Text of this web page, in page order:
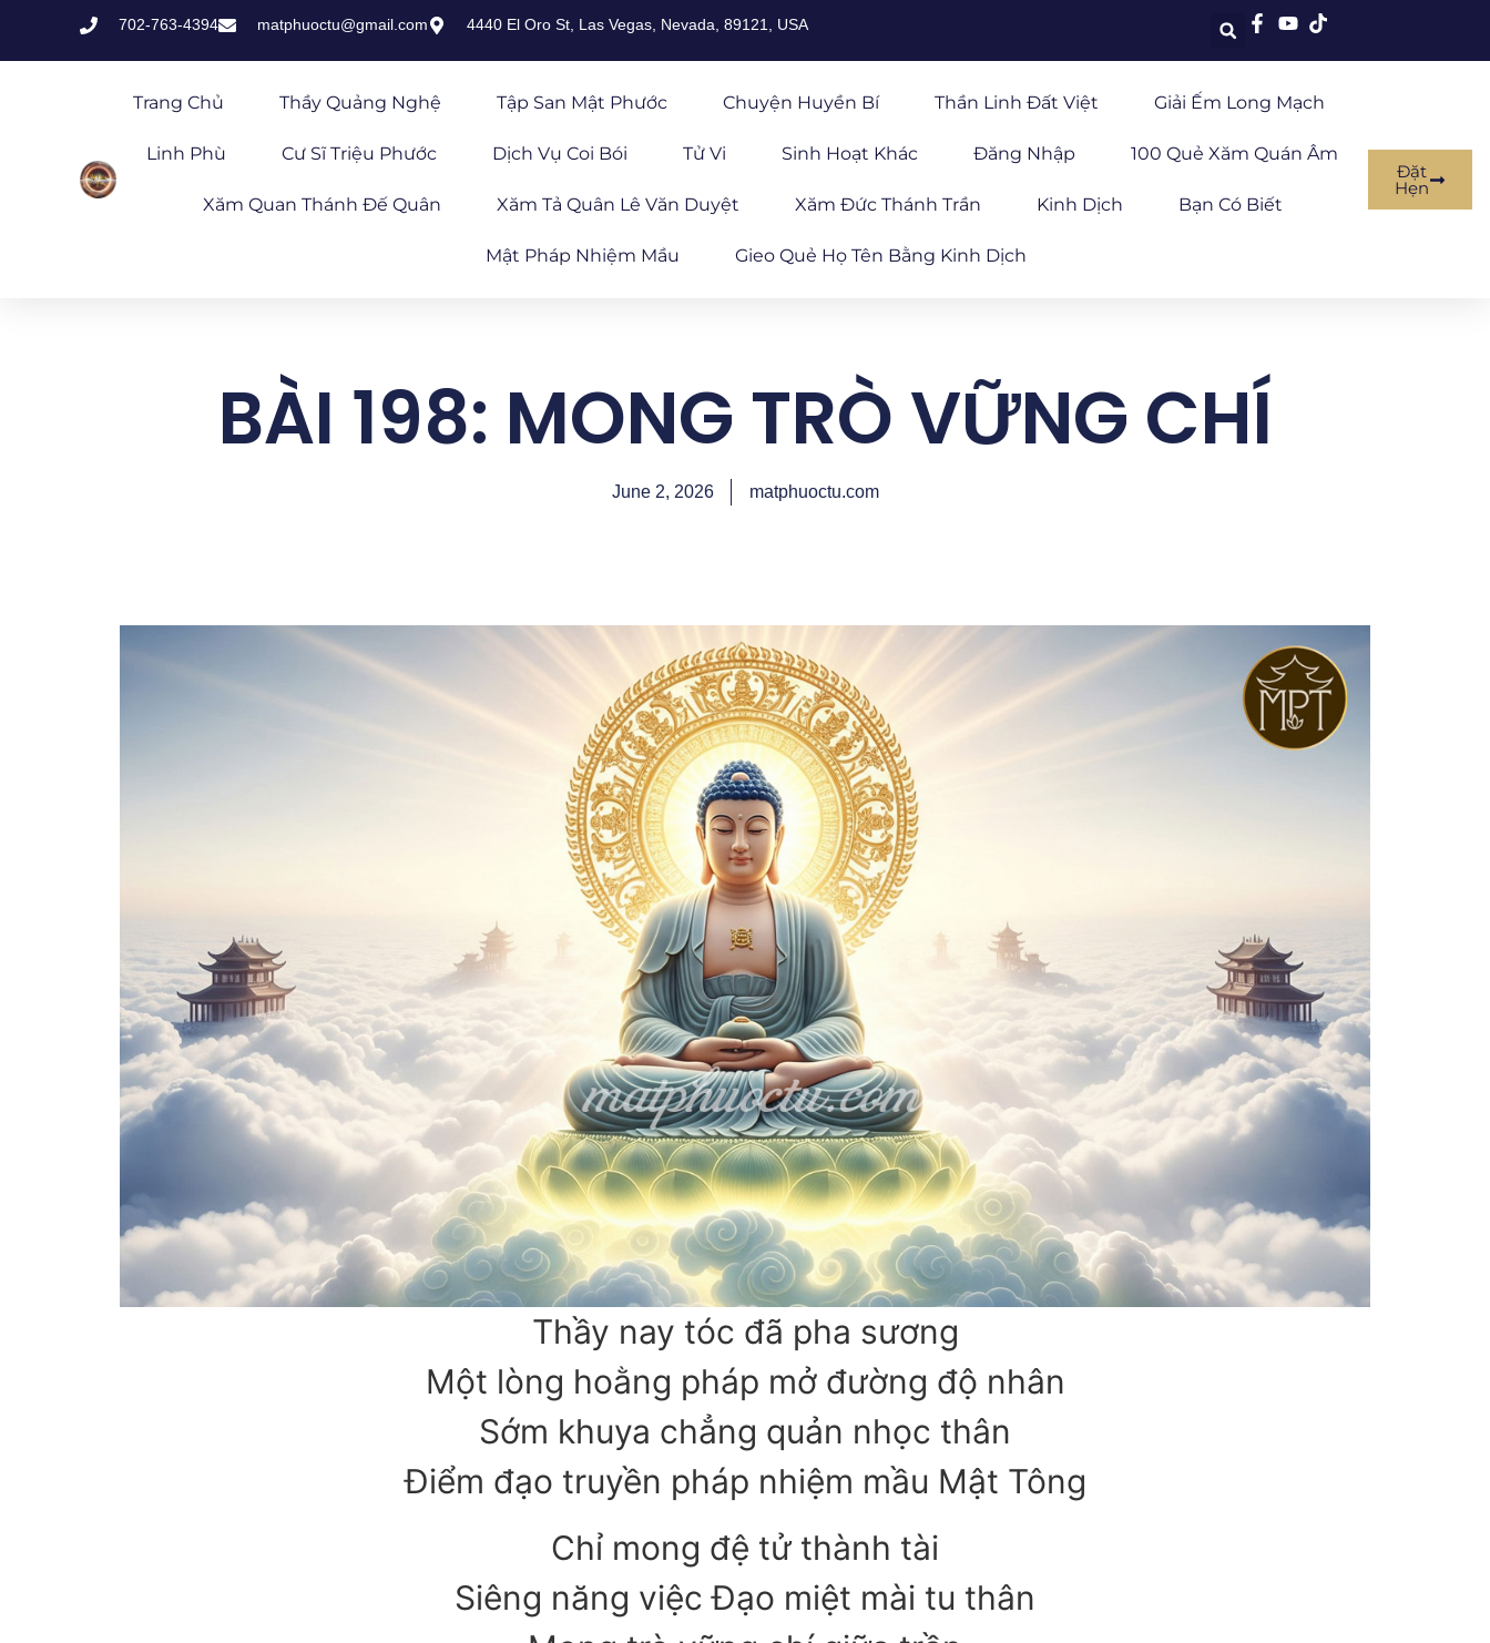
702-763-4394 matphuoctu@gmail.com 4440 El Oro St, Las Vegas, Nevada, 89121, USA
Trang Chủ Thầy Quảng Nghệ Tập San Mật Phước Chuyện Huyền Bí Thần Linh Đất Việt Giải Ếm Long Mạch
Linh Phù Cư Sĩ Triệu Phước Dịch Vụ Coi Bói Tử Vi Sinh Hoạt Khác Đăng Nhập 100 Quẻ Xăm Quán Âm
Xăm Quan Thánh Đế Quân Xăm Tả Quân Lê Văn Duyệt Xăm Đức Thánh Trần Kinh Dịch Bạn Có Biết
Mật Pháp Nhiệm Mầu Gieo Quẻ Họ Tên Bằng Kinh Dịch
Đặt
Hẹn
BÀI 198: MONG TRÒ VỮNG CHÍ
June 2, 2026 matphuoctu.com
Thầy nay tóc đã pha sương
Một lòng hoằng pháp mở đường độ nhân
Sớm khuya chẳng quản nhọc thân
Điểm đạo truyền pháp nhiệm mầu Mật Tông
Chỉ mong đệ tử thành tài
Siêng năng việc Đạo miệt mài tu thân